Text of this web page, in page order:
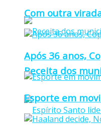
Receita dos
Com outra
Após 36 anos,
Esporte em